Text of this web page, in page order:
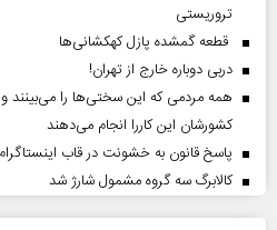
تروریستی
قطعه گمشده پازل کهکشانی‌ها
دربی دوباره خارج از تهران!
همه مردمی که این سختی‌ها را می‌بینند و
کشورشان این کاررا انجام می‌دهند
پاسخ قانون به خشونت در قاب اینستاگرام
کالابرگ سه گروه مشمول شارژ شد